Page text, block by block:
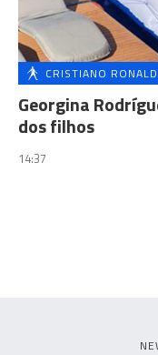
CRISTIANO
Georgina
dos filhos
14:37